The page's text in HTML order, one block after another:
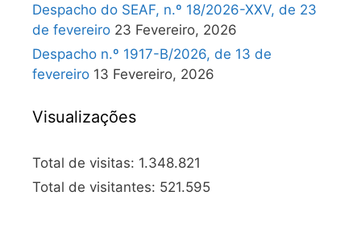
Despacho do SEAF, n.º 18/2026-XXV, de 23
de fevereiro 23 Fevereiro, 2026
Despacho n.º 1917-B/2026, de 13 de
fevereiro 13 Fevereiro, 2026
Visualizações
Total de visitas: 1.348.821
Total de visitantes: 521.595